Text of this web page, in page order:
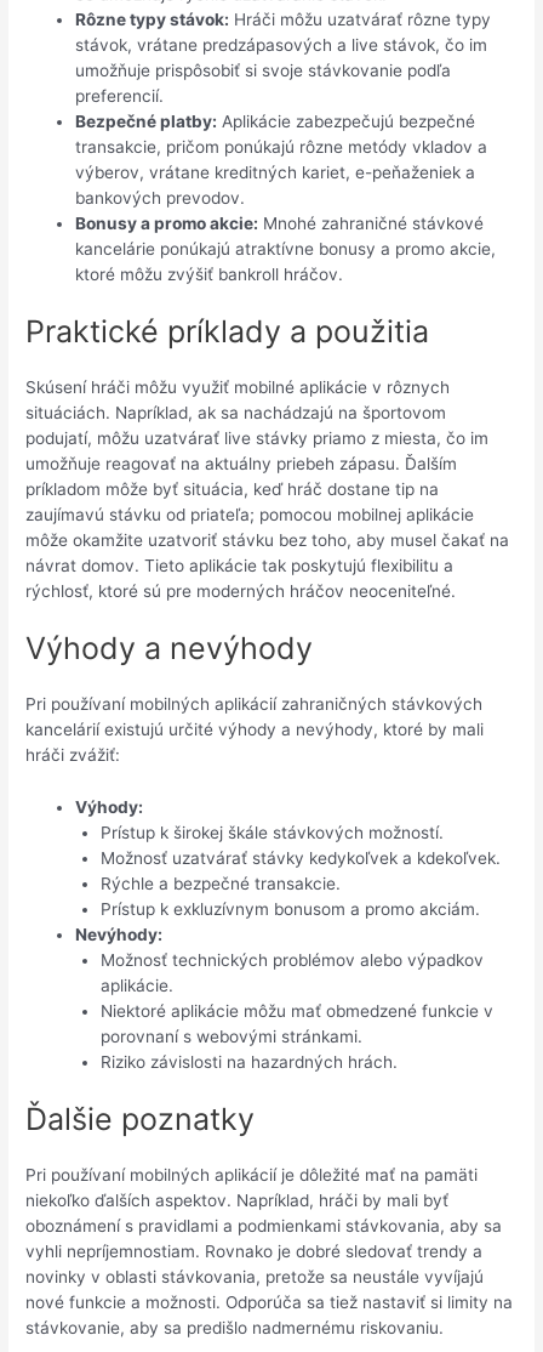
Rôzne typy stávok: Hráči môžu uzatvárať rôzne typy
stávok, vrátane predzápasových a live stávok, čo im
umožňuje prispôsobiť si svoje stávkovanie podľa
preferencií.
Bezpečné platby: Aplikácie zabezpečujú bezpečné
transakcie, pričom ponúkajú rôzne metódy vkladov a
výberov, vrátane kreditných kariet, e-peňaženiek a
bankových prevodov.
Bonusy a promo akcie: Mnohé zahraničné stávkové
kancelárie ponúkajú atraktívne bonusy a promo akcie,
ktoré môžu zvýšiť bankroll hráčov.
Praktické príklady a použitia
Skúsení hráči môžu využiť mobilné aplikácie v rôznych
situáciách. Napríklad, ak sa nachádzajú na športovom
podujatí, môžu uzatvárať live stávky priamo z miesta, čo im
umožňuje reagovať na aktuálny priebeh zápasu. Ďalším
príkladom môže byť situácia, keď hráč dostane tip na
zaujímavú stávku od priateľa; pomocou mobilnej aplikácie
môže okamžite uzatvoriť stávku bez toho, aby musel čakať na
návrat domov. Tieto aplikácie tak poskytujú flexibilitu a
rýchlosť, ktoré sú pre moderných hráčov neoceniteľné.
Výhody a nevýhody
Pri používaní mobilných aplikácií zahraničných stávkových
kancelárií existujú určité výhody a nevýhody, ktoré by mali
hráči zvážiť:
Výhody:
Prístup k širokej škále stávkových možností.
Možnosť uzatvárať stávky kedykoľvek a kdekoľvek.
Rýchle a bezpečné transakcie.
Prístup k exkluzívnym bonusom a promo akciám.
Nevýhody:
Možnosť technických problémov alebo výpadkov
aplikácie.
Niektoré aplikácie môžu mať obmedzené funkcie v
porovnaní s webovými stránkami.
Riziko závislosti na hazardných hrách.
Ďalšie poznatky
Pri používaní mobilných aplikácií je dôležité mať na pamäti
niekoľko ďalších aspektov. Napríklad, hráči by mali byť
oboznámení s pravidlami a podmienkami stávkovania, aby sa
vyhli nepríjemnostiam. Rovnako je dobré sledovať trendy a
novinky v oblasti stávkovania, pretože sa neustále vyvíjajú
nové funkcie a možnosti. Odporúča sa tiež nastaviť si limity na
stávkovanie, aby sa predišlo nadmernému riskovaniu.